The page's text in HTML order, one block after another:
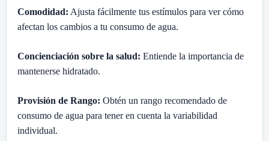
Comodidad: Ajusta fácilmente tus estímulos para ver cómo
afectan los cambios a tu consumo de agua.
Concienciación sobre la salud: Entiende la importancia de
mantenerse hidratado.
Provisión de Rango: Obtén un rango recomendado de
consumo de agua para tener en cuenta la variabilidad
individual.